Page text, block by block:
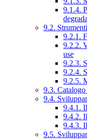
9.1.4.
9.2.
9.2.1.
9.2.2.
use
9.2.3.
9.2.4.
9.2.5.
9.3.
9.4.
9.4.1.
9.4.2.
9.4.3.
9.5.